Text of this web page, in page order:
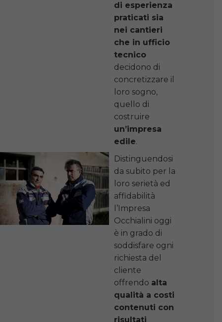
di esperienza
praticati sia
nei cantieri
che in ufficio
tecnico
decidono di
concretizzare il
loro sogno,
quello di
costruire
un’impresa
edile.
Distinguendosi
da subito per la
loro serietà ed
affidabilità
l’Impresa
Occhialini oggi
è in grado di
soddisfare ogni
richiesta del
cliente
offrendo alta
qualità a costi
contenuti con
risultati